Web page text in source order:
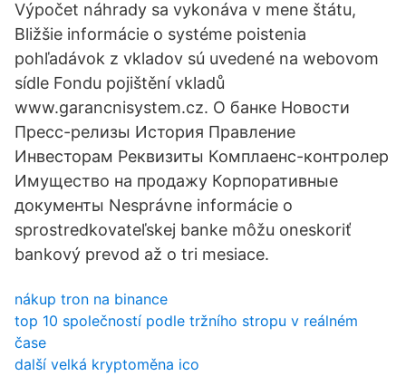
Výpočet náhrady sa vykonáva v mene štátu,
Bližšie informácie o systéme poistenia
pohľadávok z vkladov sú uvedené na webovom
sídle Fondu pojištění vkladů
www.garancnisystem.cz. О банке Новости
Пресс-релизы История Правление
Инвесторам Реквизиты Комплаенс-контролер
Имущество на продажу Корпоративные
документы Nesprávne informácie o
sprostredkovateľskej banke môžu oneskoriť
bankový prevod až o tri mesiace.
nákup tron ​​na binance
top 10 společností podle tržního stropu v reálném
čase
další velká kryptoměna ico